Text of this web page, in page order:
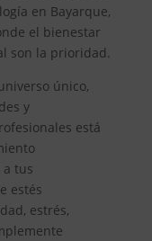
en Bayarque,
el bienestar
son la prioridad.
único,
y
está
a tus
estés
estrés,